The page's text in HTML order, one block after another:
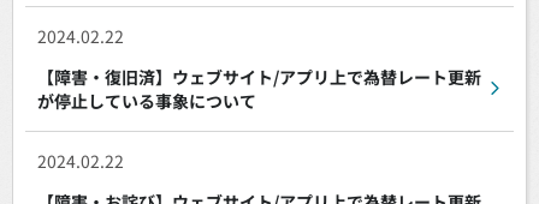
2024.02.22
【障害・復旧済】ウェブサイト/アプリ上で為替レート更新
が停止している事象について
2024.02.22